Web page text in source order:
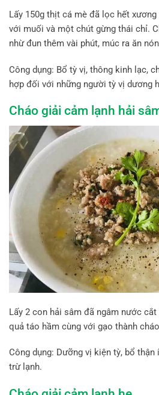
Lấy 150g thịt cá mè đã lọc hết
với muối và một chút gừng thái chỉ.
nhừ đun thêm vài phút, múc ra ăn
Công dụng: Bổ tỳ vị, thông kinh lạc,
hợp đối với những người tỳ vị dương
Cháo giải cảm lạnh hải
Lấy 2 con hải sâm đã ngâm nước
quả táo hầm cùng với gạo thành
Công dụng: Dưỡng vị kiện tỳ, bổ
trừ lạnh.